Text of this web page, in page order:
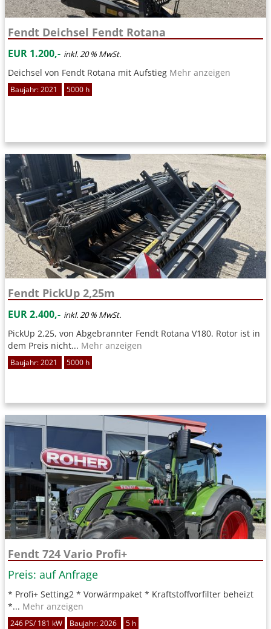
Fendt Deichsel Fendt Rotana
EUR 1.200,- inkl. 20 % MwSt.
Deichsel von Fendt Rotana mit Aufstieg Mehr anzeigen
Baujahr: 2021 5000 h
Fendt PickUp 2,25m
EUR 2.400,- inkl. 20 % MwSt.
PickUp 2,25, von Abgebrannter Fendt Rotana V180. Rotor ist in
dem Preis nicht... Mehr anzeigen
Baujahr: 2021 5000 h
Fendt 724 Vario Profi+
Preis: auf Anfrage
* Profi+ Setting2 * Vorwärmpaket * Kraftstoffvorfilter beheizt
*... Mehr anzeigen
246 PS/ 181 kW Baujahr: 2026 5 h